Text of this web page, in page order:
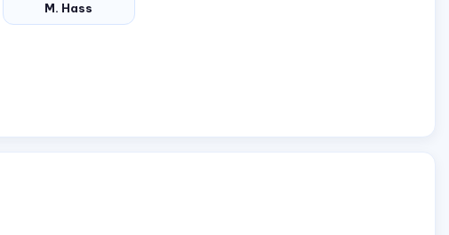
M. Hass